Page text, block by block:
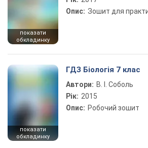
показати
обкладинку
Опис: Зошит для
показати
обкладинку
ГДЗ Біологія 7 клас
Автори: В. І. Соболь
Рік: 2015
Опис: Робочий зошит